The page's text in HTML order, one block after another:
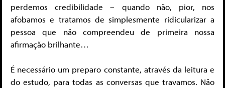
perdemos credibilidade – quando não, pior, nos
afobamos e tratamos de simplesmente ridicularizar a
pessoa que não compreendeu de primeira nossa
afirmação brilhante…
É necessário um preparo constante, através da leitura e
do estudo, para todas as conversas que travamos. Não